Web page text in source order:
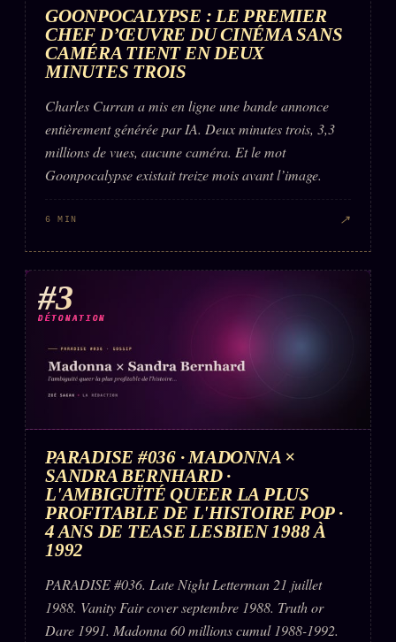
GOONPOCALYPSE : LE PREMIER
CHEF D’ŒUVRE DU CINÉMA SANS
CAMÉRA TIENT EN DEUX
MINUTES TROIS
Charles Curran a mis en ligne une bande annonce
entièrement générée par IA. Deux minutes trois, 3,3
millions de vues, aucune caméra. Et le mot
Goonpocalypse existait treize mois avant l’image.
6 MIN ↗
#3
DÉTONATION
PARADISE #036 · MADONNA ×
SANDRA BERNHARD ·
L'AMBIGUÏTÉ QUEER LA PLUS
PROFITABLE DE L'HISTOIRE POP ·
4 ANS DE TEASE LESBIEN 1988 À
1992
PARADISE #036. Late Night Letterman 21 juillet
1988. Vanity Fair cover septembre 1988. Truth or
Dare 1991. Madonna 60 millions cumul 1988-1992.